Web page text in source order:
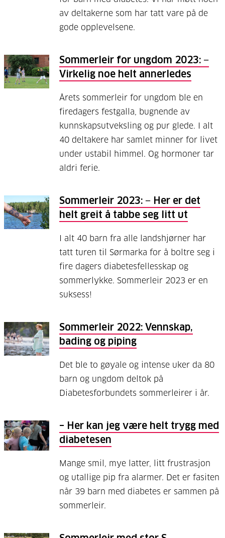
av deltakerne som har tatt vare på de
gode opplevelsene.
Sommerleir for ungdom 2023: −
Virkelig noe helt annerledes
Årets sommerleir for ungdom ble en
firedagers festgalla, bugnende av
kunnskapsutveksling og pur glede. I alt
40 deltakere har samlet minner for livet
under ustabil himmel. Og hormoner tar
aldri ferie.
Sommerleir 2023: − Her er det
helt greit å tabbe seg litt ut
I alt 40 barn fra alle landshjørner har
tatt turen til Sørmarka for å boltre seg i
fire dagers diabetesfellesskap og
sommerlykke. Sommerleir 2023 er en
suksess!
Sommerleir 2022: Vennskap,
bading og piping
Det ble to gøyale og intense uker da 80
barn og ungdom deltok på
Diabetesforbundets sommerleirer i år.
– Her kan jeg være helt trygg med
diabetesen
Mange smil, mye latter, litt frustrasjon
og utallige pip fra alarmer. Det er fasiten
når 39 barn med diabetes er sammen på
sommerleir.